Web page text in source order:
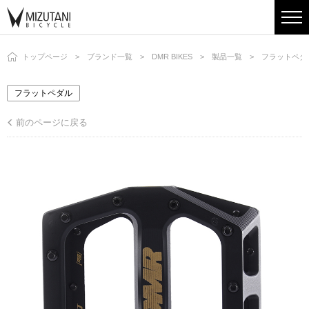
トップページ ブランド一覧 DMR BIKES 製品一覧 フラットペダ
フラットペダル
前のページに戻る